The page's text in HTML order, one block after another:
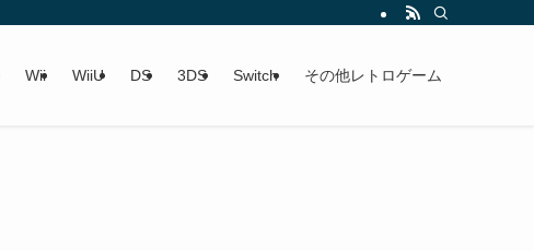
Wii WiiU DS 3DS Switch その他レトロゲーム